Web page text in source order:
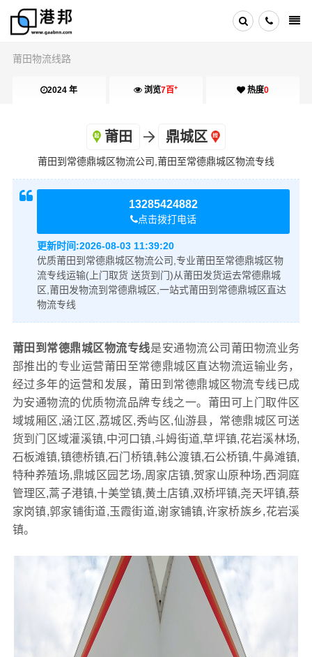
莆田物流线路
2024 年 浏览7百+ 热度0
莆田 鼎城区
莆田到常德鼎城区物流公司,莆田至常德鼎城区物流专线
13285424882
点击拨打电话
更新时间:2026-08-03 11:39:20
优质莆田到常德鼎城区物流公司,专业莆田至常德鼎城区物
流专线运输(上门取货 送货到门)从莆田发货运去常德鼎城
区,莆田发物流到常德鼎城区,一站式莆田到常德鼎城区直达
物流专线
莆田到常德鼎城区物流专线是安通物流公司莆田物流业务
部推出的专业运营莆田至常德鼎城区直达物流运输业务，
经过多年的运营和发展，莆田到常德鼎城区物流专线已成
为安通物流的优质物流品牌专线之一。莆田可上门取件区
域城厢区,涵江区,荔城区,秀屿区,仙游县，常德鼎城区可送
货到门区域灌溪镇,中河口镇,斗姆街道,草坪镇,花岩溪林场,
石板滩镇,镇德桥镇,石门桥镇,韩公渡镇,石公桥镇,牛鼻滩镇,
特种养殖场,鼎城区园艺场,周家店镇,贺家山原种场,西洞庭
管理区,蒿子港镇,十美堂镇,黄土店镇,双桥坪镇,尧天坪镇,蔡
家岗镇,郭家铺街道,玉霞街道,谢家铺镇,许家桥族乡,花岩溪
镇。